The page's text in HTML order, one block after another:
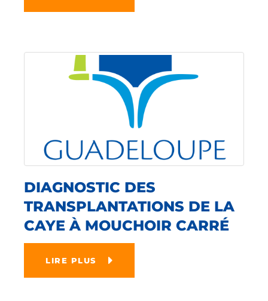
DIAGNOSTIC DES
TRANSPLANTATIONS DE LA
CAYE À MOUCHOIR CARRÉ
LIRE PLUS